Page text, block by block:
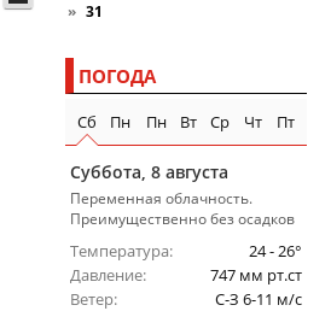
» 31
ПОГОДА
Сб Пн Пн Вт Ср Чт Пт
Суббота, 8 августа
Переменная облачность.
Преимущественно без осадков
Температура
24 - 26°
Давление
747 мм рт.ст
Ветер
C-З 6-11 м/c